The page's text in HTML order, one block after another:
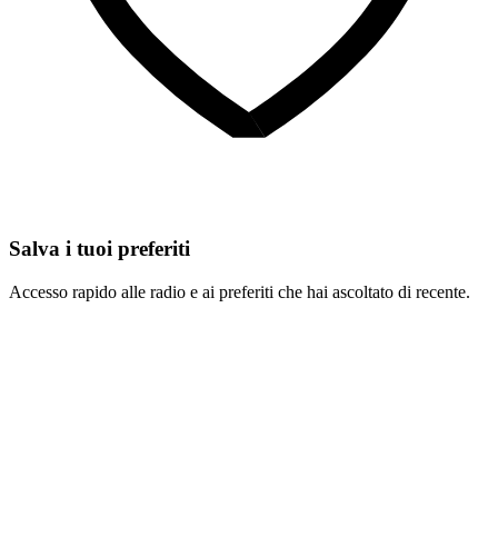
Salva i tuoi preferiti
Accesso rapido alle radio e ai preferiti che hai ascoltato di recente.